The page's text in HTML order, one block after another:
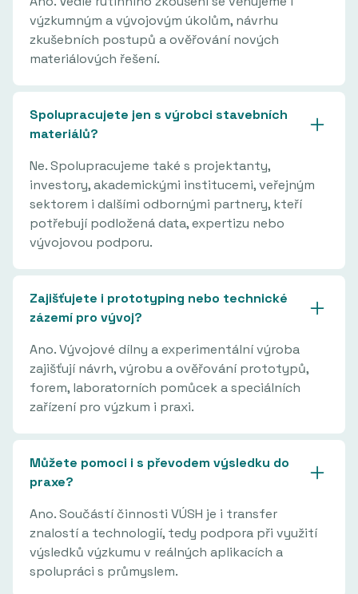
výzkumným a vývojovým úkolům, návrhu
zkušebních postupů a ověřování nových
materiálových řešení.
Spolupracujete jen s výrobci stavebních
materiálů?
Ne. Spolupracujeme také s projektanty,
investory, akademickými institucemi, veřejným
sektorem i dalšími odbornými partnery, kteří
potřebují podložená data, expertizu nebo
vývojovou podporu.
Zajišťujete i prototyping nebo technické
zázemí pro vývoj?
Ano. Vývojové dílny a experimentální výroba
zajišťují návrh, výrobu a ověřování prototypů,
forem, laboratorních pomůcek a speciálních
zařízení pro výzkum i praxi.
Můžete pomoci i s převodem výsledku do
praxe?
Ano. Součástí činnosti VÚSH je i transfer
znalostí a technologií, tedy podpora při využití
výsledků výzkumu v reálných aplikacích a
spolupráci s průmyslem.